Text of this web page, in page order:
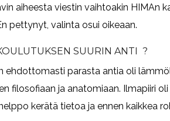
aiheesta viestin vaihtoakin HIMAn
pettynyt, valinta osui oikeaan.
SUURIN ANTI ?
ehdottomasti parasta antia oli
filosofiaan ja anatomiaan. Ilmapiiri
kerätä tietoa ja ennen kaikkea